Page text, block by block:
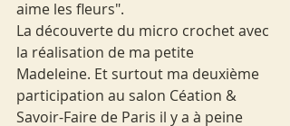
aime les fleurs".
La découverte du micro crochet avec
la réalisation de ma petite
Madeleine. Et surtout ma deuxième
participation au salon Céation &
Savoir-Faire de Paris il y a à peine